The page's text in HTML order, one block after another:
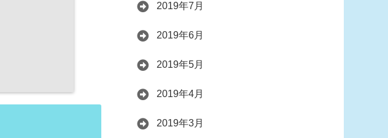
2019年7月
2019年6月
2019年5月
2019年4月
2019年3月